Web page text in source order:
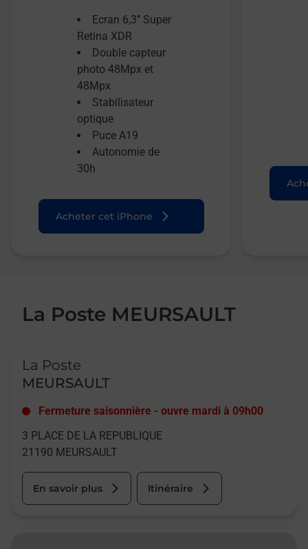
Ecran 6,3’’ Super
Retina XDR
Double capteur
photo 48Mpx et
48Mpx
Stabilisateur
optique
Puce A19
Autonomie de
30h
Acheter cet iPhone
La Poste MEURSAULT
La Poste
MEURSAULT
Fermeture saisonnière - ouvre mardi à 09h00
3 PLACE DE LA REPUBLIQUE
21190 MEURSAULT
En savoir plus Itinéraire